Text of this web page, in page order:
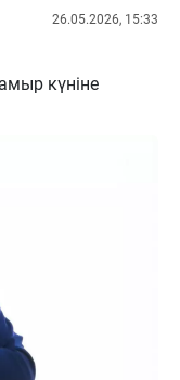
26.05.2026, 15:33
күніне